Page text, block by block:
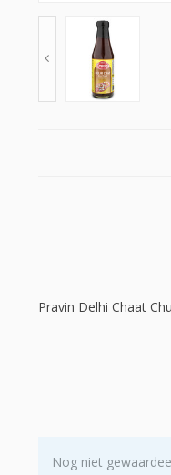
Pravin Delhi Chaat
Nog niet